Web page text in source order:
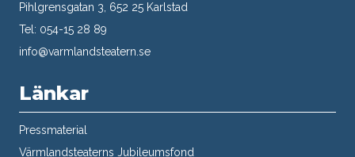
Pihlgrensgatan 3, 652 25 Karlstad
Tel: 054-15 28 89
info@varmlandsteatern.se
Länkar
Pressmaterial
Värmlandsteaterns Jubileumsfond